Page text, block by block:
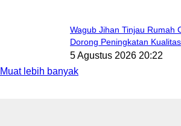
Wagub Jihan Tinjau Rumah
Dorong Peningkatan Kualitas
5 Agustus 2026 20:22
Muat lebih banyak